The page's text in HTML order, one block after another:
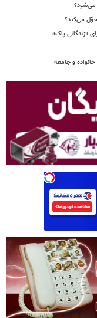
می‌شود؟
می‌کند؟
«زندگانی پاک»
و جامعه